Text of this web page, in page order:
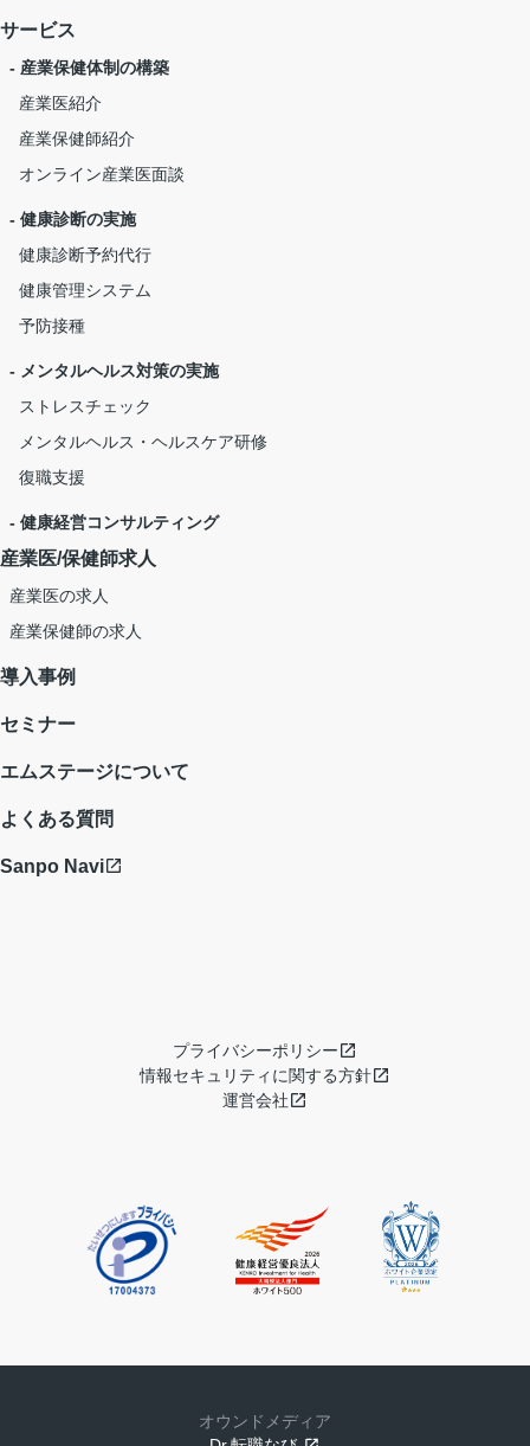
サービス
- 産業保健体制の構築
産業医紹介
産業保健師紹介
オンライン産業医面談
- 健康診断の実施
健康診断予約代行
健康管理システム
予防接種
- メンタルヘルス対策の実施
ストレスチェック
メンタルヘルス・ヘルスケア研修
復職支援
- 健康経営コンサルティング
産業医/保健師求人
産業医の求人
産業保健師の求人
導入事例
セミナー
エムステージについて
よくある質問
Sanpo Navi
プライバシーポリシー
情報セキュリティに関する方針
運営会社
オウンドメディア